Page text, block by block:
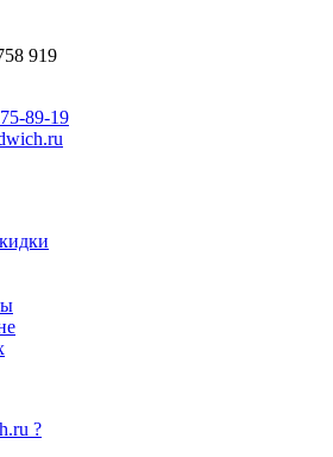
919
89-19
?